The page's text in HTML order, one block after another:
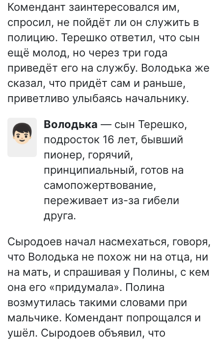
Комендант заинтересовался им,
спросил, не пойдёт ли он служить в
полицию. Терешко ответил, что сын
ещё молод, но через три года
приведёт его на службу. Володька же
сказал, что придёт сам и раньше,
приветливо улыбаясь начальнику.
👦🏻 Володька — сын Терешко,
подросток 16 лет, бывший
пионер, горячий,
принципиальный, готов на
самопожертвование,
переживает из-за гибели
друга.
Сыродоев начал насмехаться, говоря,
что Володька не похож ни на отца, ни
на мать, и спрашивая у Полины, с кем
она его «придумала». Полина
возмутилась такими словами при
мальчике. Комендант попрощался и
ушёл. Сыродоев объявил, что